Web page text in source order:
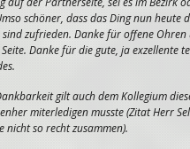
schöner, dass das Ding nun heute
sind zufrieden. Danke für offene
Danke für die gute, ja exzellente
gilt auch dem Kollegium
miterledigen musste (Zitat Herr
nicht so recht zusammen).